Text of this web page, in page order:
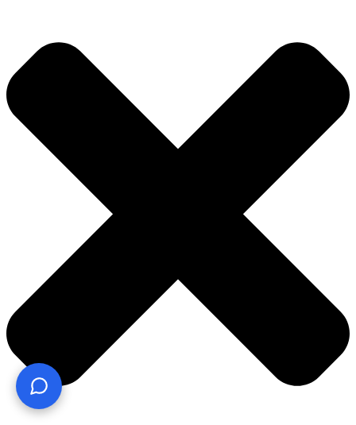
¿Te ayudo? Pregúntame lo que quieras